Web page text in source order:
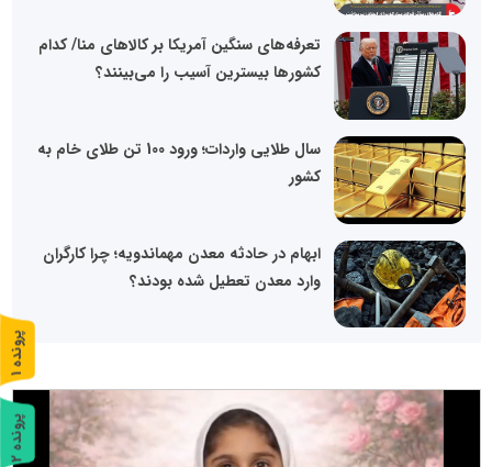
تعرفه‌های سنگین آمریکا بر کالاهای منا/ کدام
کشورها بیسترین آسیب را می‌بینند؟
سال طلایی واردات؛ ورود 100 تن طلای خام به
کشور
ابهام در حادثه معدن مهماندویه؛ چرا کارگران
وارد معدن تعطیل شده بودند؟
پ
ر
و
ن
د
ه
1
پ
ر
و
ن
د
ه
2